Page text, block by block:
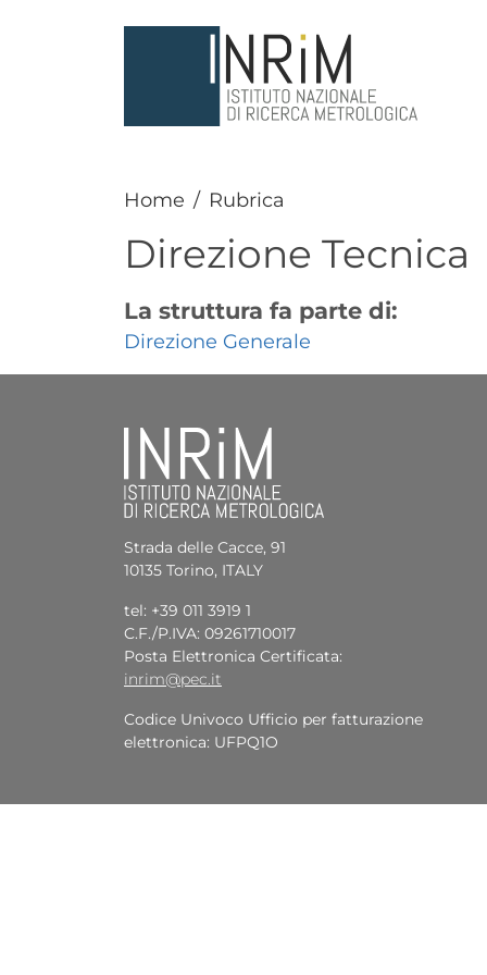
Home Rubrica
Direzione Tecnica
La struttura fa parte di:
Direzione Generale
Strada delle Cacce, 91
10135 Torino, ITALY
tel: +39 011 3919 1
C.F./P.IVA: 09261710017
Posta Elettronica Certificata:
inrim@pec.it
Codice Univoco Ufficio per fatturazione
elettronica: UFPQ1O